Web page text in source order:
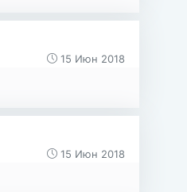
15 Июн 2018
15 Июн 2018